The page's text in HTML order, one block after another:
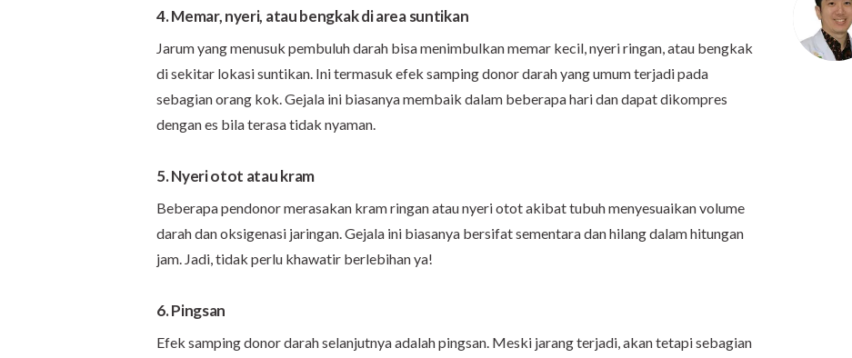
4. Memar, nyeri, atau bengkak di area suntikan
Jarum yang menusuk pembuluh darah bisa menimbulkan memar kecil, nyeri ringan, atau bengkak
di sekitar lokasi suntikan. Ini termasuk efek samping donor darah yang umum terjadi pada
sebagian orang kok. Gejala ini biasanya membaik dalam beberapa hari dan dapat dikompres
dengan es bila terasa tidak nyaman.
5. Nyeri otot atau kram
Beberapa pendonor merasakan kram ringan atau nyeri otot akibat tubuh menyesuaikan volume
darah dan oksigenasi jaringan. Gejala ini biasanya bersifat sementara dan hilang dalam hitungan
jam. Jadi, tidak perlu khawatir berlebihan ya!
6. Pingsan
Efek samping donor darah selanjutnya adalah pingsan. Meski jarang terjadi, akan tetapi sebagian